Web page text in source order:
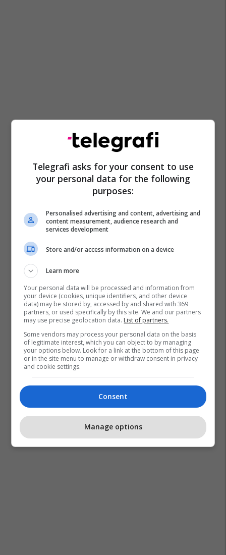
Telegrafi asks for your consent to use
your personal data for the following
purposes:
Personalised advertising and content, advertising and
content measurement, audience research and
services development
Store and/or access information on a device
Learn more
Your personal data will be processed and information from
your device (cookies, unique identifiers, and other device
data) may be stored by, accessed by and shared with 369
partners, or used specifically by this site. We and our partners
may use precise geolocation data. List of partners.
Some vendors may process your personal data on the basis
of legitimate interest, which you can object to by managing
your options below. Look for a link at the bottom of this page
or in the site menu to manage or withdraw consent in privacy
and cookie settings.
Consent
Manage options